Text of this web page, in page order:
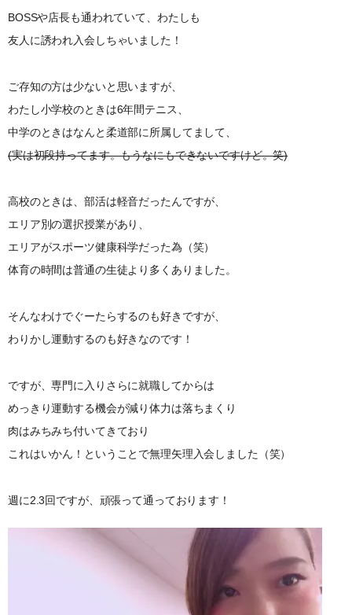
BOSSや店長も通われていて、わたしも
友人に誘われ入会しちゃいました！
ご存知の方は少ないと思いますが、
わたし小学校のときは6年間テニス、
中学のときはなんと柔道部に所属してまして、
(実は初段持ってます。もうなにもできないですけど。笑)
高校のときは、部活は軽音だったんですが、
エリア別の選択授業があり、
エリアがスポーツ健康科学だった為（笑）
体育の時間は普通の生徒より多くありました。
そんなわけでぐーたらするのも好きですが、
わりかし運動するのも好きなのです！
ですが、専門に入りさらに就職してからは
めっきり運動する機会が減り体力は落ちまくり
肉はみちみち付いてきており
これはいかん！ということで無理矢理入会しました（笑）
週に2.3回ですが、頑張って通っております！